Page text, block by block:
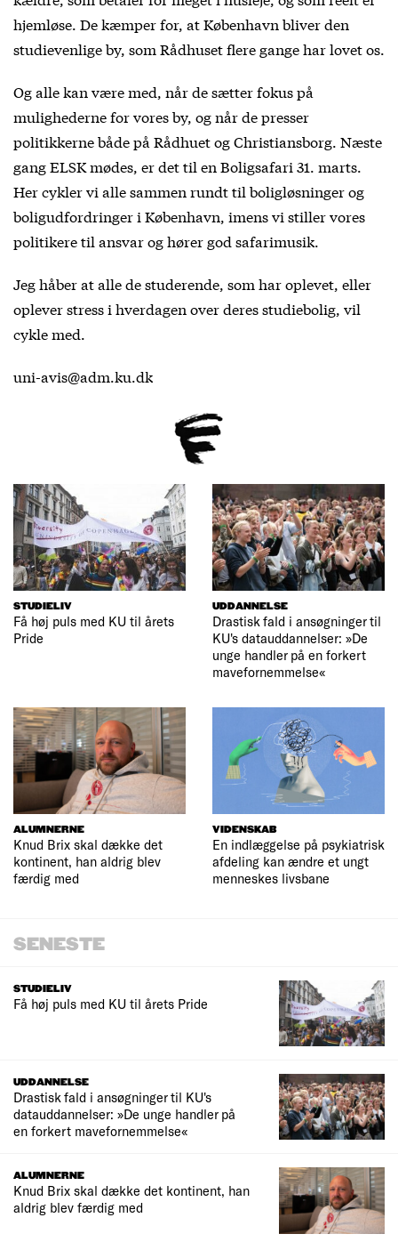
hjemløse. De kæmper for, at København bliver den
studievenlige by, som Rådhuset flere gange har lovet os.
Og alle kan være med, når de sætter fokus på
mulighederne for vores by, og når de presser
politikkerne både på Rådhuet og Christiansborg. Næste
gang ELSK mødes, er det til en Boligsafari 31. marts.
Her cykler vi alle sammen rundt til boligløsninger og
boligudfordringer i København, imens vi stiller vores
politikere til ansvar og hører god safarimusik.
Jeg håber at alle de studerende, som har oplevet, eller
oplever stress i hverdagen over deres studiebolig, vil
cykle med.
uni-avis@adm.ku.dk
STUDIELIV
Få høj puls med KU til årets
Pride
UDDANNELSE
Drastisk fald i ansøgninger til
KU's datauddannelser: »De
unge handler på en forkert
mavefornemmelse«
ALUMNERNE
Knud Brix skal dække det
kontinent, han aldrig blev
færdig med
VIDENSKAB
En indlæggelse på psykiatrisk
afdeling kan ændre et ungt
menneskes livsbane
SENESTE
STUDIELIV
Få høj puls med KU til årets Pride
UDDANNELSE
Drastisk fald i ansøgninger til KU's
datauddannelser: »De unge handler på
en forkert mavefornemmelse«
ALUMNERNE
Knud Brix skal dække det kontinent, han
aldrig blev færdig med